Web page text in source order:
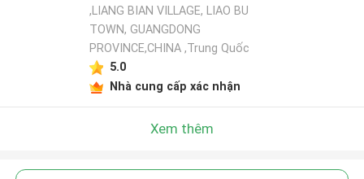
,LIANG BIAN VILLAGE, LIAO BU
TOWN, GUANGDONG
PROVINCE,CHINA ,Trung Quốc
5.0
Nhà cung cấp xác nhận
Xem thêm